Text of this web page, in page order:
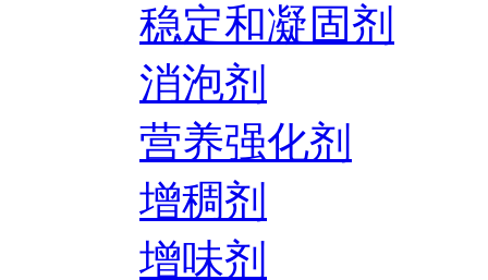
稳定和凝固剂
消泡剂
营养强化剂
增稠剂
增味剂